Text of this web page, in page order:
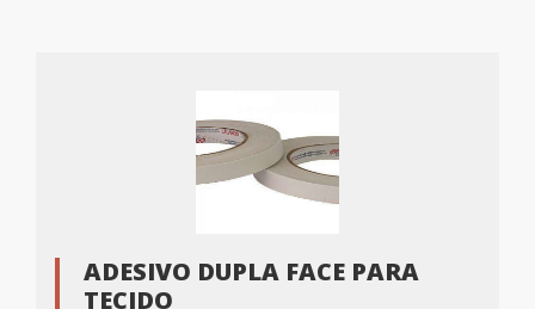
ADESIVO DUPLA FACE PARA
TECIDO